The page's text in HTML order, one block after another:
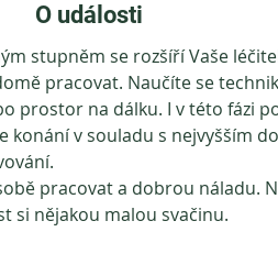
O události
stupněm se rozšíří Vaše
pracovat. Naučíte se
prostor na dálku. I v této fázi
konání v souladu s nejvyšším
pracovat a dobrou náladu.
si nějakou malou svačinu.